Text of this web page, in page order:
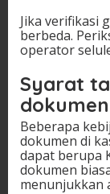
Jika verifikasi
berbeda.
operator
Syarat
Beberapa
dokumen di
dapat berupa
dokumen
menunjukkan